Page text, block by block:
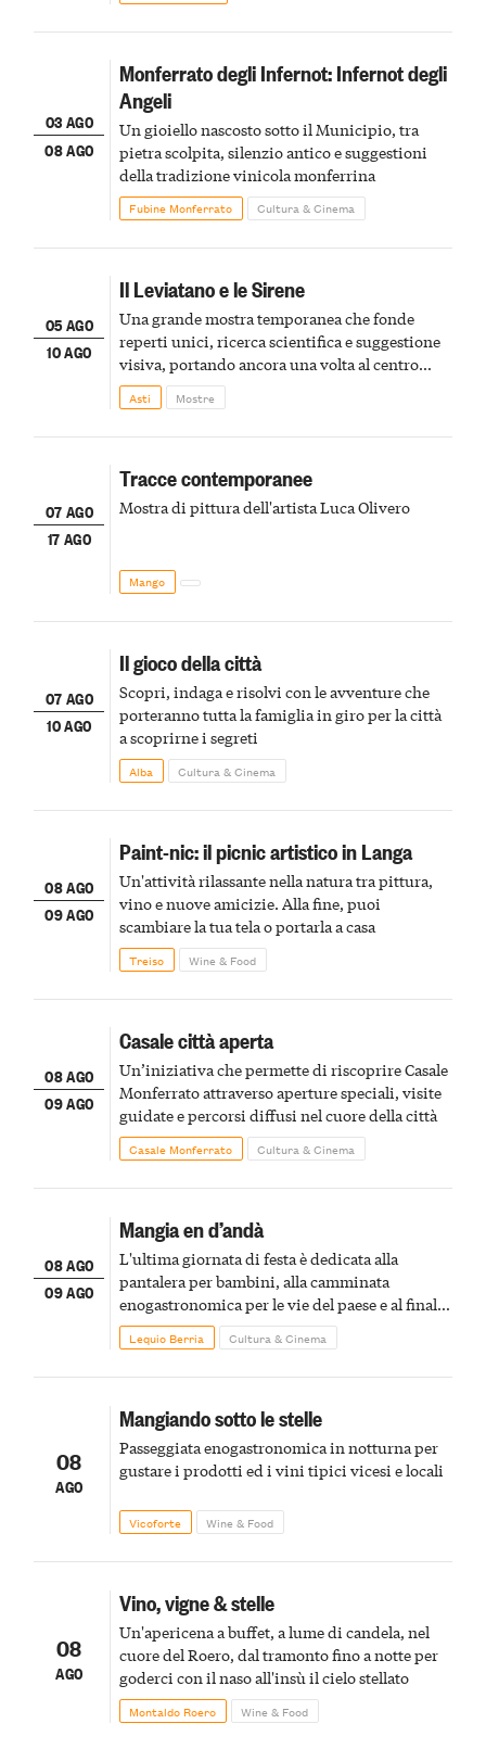
03 AGO
08 AGO
Monferrato degli Infernot: Infernot degli
Angeli
Un gioiello nascosto sotto il Municipio, tra
pietra scolpita, silenzio antico e suggestioni
della tradizione vinicola monferrina
Fubine Monferrato Cultura & Cinema
05 AGO
10 AGO
Il Leviatano e le Sirene
Una grande mostra temporanea che fonde
reperti unici, ricerca scientifica e suggestione
visiva, portando ancora una volta al centro
della scena le meraviglie del passato astigiano
Asti Mostre
07 AGO
17 AGO
Tracce contemporanee
Mostra di pittura dell'artista Luca Olivero
Mango
07 AGO
10 AGO
Il gioco della città
Scopri, indaga e risolvi con le avventure che
porteranno tutta la famiglia in giro per la città
a scoprirne i segreti
Alba Cultura & Cinema
08 AGO
09 AGO
Paint-nic: il picnic artistico in Langa
Un'attività rilassante nella natura tra pittura,
vino e nuove amicizie. Alla fine, puoi
scambiare la tua tela o portarla a casa
Treiso Wine & Food
08 AGO
09 AGO
Casale città aperta
Un’iniziativa che permette di riscoprire Casale
Monferrato attraverso aperture speciali, visite
guidate e percorsi diffusi nel cuore della città
Casale Monferrato Cultura & Cinema
08 AGO
09 AGO
Mangia en d’andà
L'ultima giornata di festa è dedicata alla
pantalera per bambini, alla camminata
enogastronomica per le vie del paese e al finale
pirotecnico
Lequio Berria Cultura & Cinema
08
AGO
Mangiando sotto le stelle
Passeggiata enogastronomica in notturna per
gustare i prodotti ed i vini tipici vicesi e locali
Vicoforte Wine & Food
08
AGO
Vino, vigne & stelle
Un'apericena a buffet, a lume di candela, nel
cuore del Roero, dal tramonto fino a notte per
goderci con il naso all'insù il cielo stellato
Montaldo Roero Wine & Food